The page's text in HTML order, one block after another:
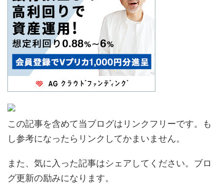
この記事を含めて当ブログはリンクフリーです。も
し参考になったらリンクしてかまいません。
また、気に入った記事はシェアしてください。ブロ
グ更新の励みになります。